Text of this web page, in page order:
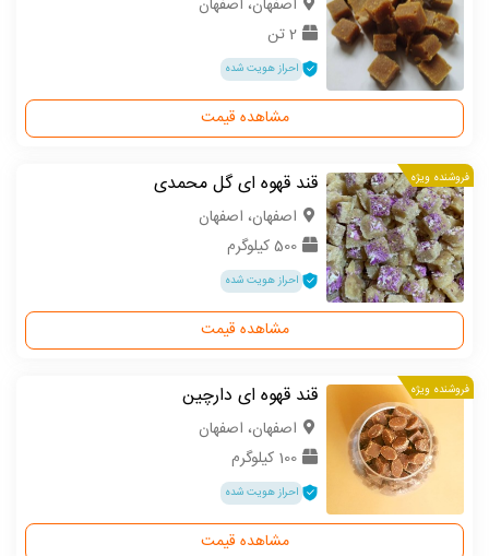
اصفهان، اصفهان
2 تن
احراز هویت شده
مشاهده قیمت
فروشنده ویژه قند قهوه ای گل محمدی
اصفهان، اصفهان
500 کیلوگرم
احراز هویت شده
مشاهده قیمت
فروشنده ویژه قند قهوه ای دارچین
اصفهان، اصفهان
100 کیلوگرم
احراز هویت شده
مشاهده قیمت